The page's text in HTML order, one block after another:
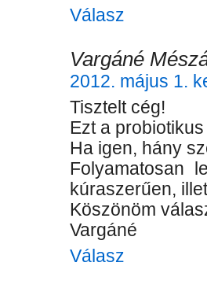
Válasz
Vargáné
2012. május 1.
Tisztelt cég!
Ezt a
Ha igen, hány
Folyamatosan
kúraszerűen,
Köszönöm
Vargáné
Válasz